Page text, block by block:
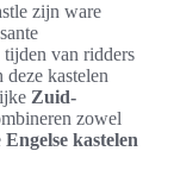
zijn ware
tijden van ridders
kastelen
Zuid-
zowel
Engelse kastelen